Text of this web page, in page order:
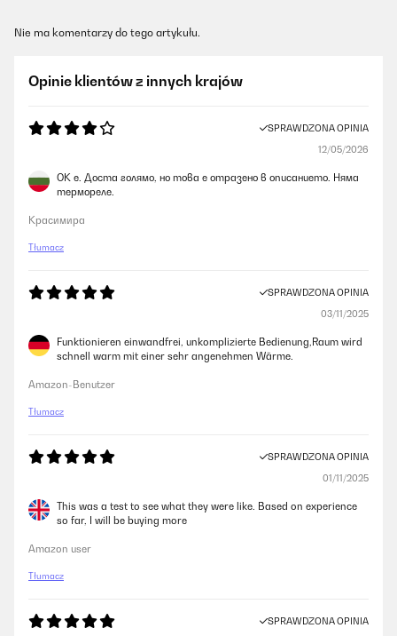
Nie ma komentarzy do tego artykułu.
Opinie klientów z innych krajów
SPRAWDZONA OPINIA
12/05/2026
ОК е. Доста голямо, но това е отразено в описанието. Няма
термореле.
Красимира
Tłumacz
SPRAWDZONA OPINIA
03/11/2025
Funktionieren einwandfrei, unkomplizierte Bedienung,Raum wird
schnell warm mit einer sehr angenehmen Wärme.
Amazon-Benutzer
Tłumacz
SPRAWDZONA OPINIA
01/11/2025
This was a test to see what they were like. Based on experience
so far, I will be buying more
Amazon user
Tłumacz
SPRAWDZONA OPINIA